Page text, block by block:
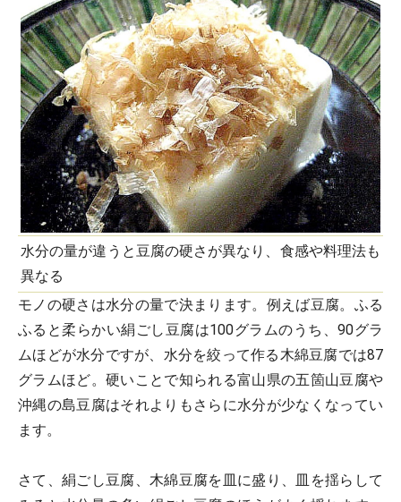
水分の量が違うと豆腐の硬さが異なり、食感や料理法も
異なる
モノの硬さは水分の量で決まります。例えば豆腐。ふる
ふると柔らかい絹ごし豆腐は100グラムのうち、90グラ
ムほどが水分ですが、水分を絞って作る木綿豆腐では87
グラムほど。硬いことで知られる富山県の五箇山豆腐や
沖縄の島豆腐はそれよりもさらに水分が少なくなってい
ます。
さて、絹ごし豆腐、木綿豆腐を皿に盛り、皿を揺らして